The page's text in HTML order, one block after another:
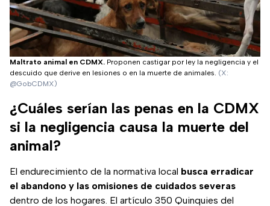
Maltrato animal en CDMX. Proponen castigar por ley la negligencia y el
descuido que derive en lesiones o en la muerte de animales. (X:
@GobCDMX)
¿Cuáles serían las penas en la CDMX
si la negligencia causa la muerte del
animal?
El endurecimiento de la normativa local busca erradicar
el abandono y las omisiones de cuidados severas
dentro de los hogares. El artículo 350 Quinquies del